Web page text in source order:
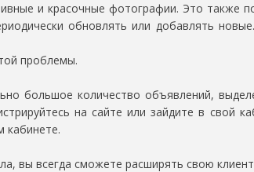
и красочные фотографии. Это также
обновлять или добавлять
проблемы.
большое количество объявлений,
на сайте или зайдите в свой
кабинете.
вы всегда сможете расширять свою